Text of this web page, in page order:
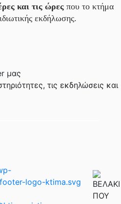
και τις ώρες που το κτήμα
εκδήλωσης.
μας
τις εκδηλώσεις και